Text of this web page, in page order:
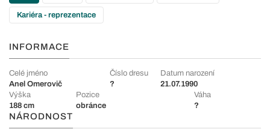
Kariéra - reprezentace
INFORMACE
Celé jméno
Anel Omerovič
Číslo dresu
?
Datum narození
21.07.1990
Výška
188 cm
Pozice
obránce
Váha
?
NÁRODNOST